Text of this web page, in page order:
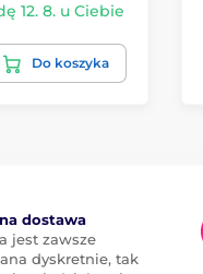
12. 8. u Ciebie
Do koszyka
dostawa
jest zawsze
dyskretnie, tak